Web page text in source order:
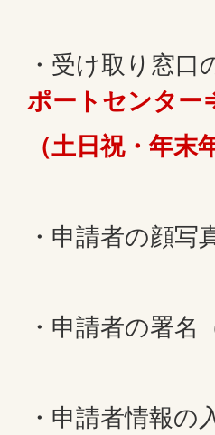
・受け取り窓口
ポートセンター
（土日祝・年末
・申請者の顔写
・申請者の署名
・申請者情報の